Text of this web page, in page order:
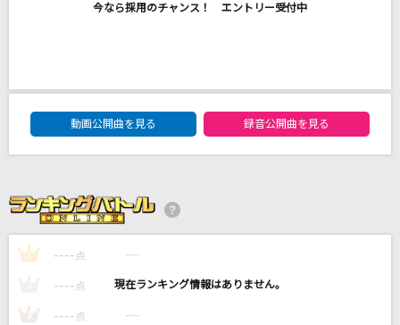
サカナクション
奏(かなで)
スキマスイッチ
[生音]僕は君の事が好きだけど君は僕を別に好き
今なら採用のチャンス！ エントリー受付中
DAM★ともボーカルエントリーランキング
動画公開曲を見る
録音公開曲を見る
1 ---- 点 ----
---- 点 ----
3 ---- 点 ----